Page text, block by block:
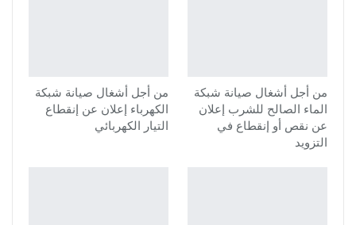
من أجل أشغال صيانة شبكة
الكهرباء إعلان عن إنقطاع
التيار الكهربائي
من أجل أشغال صيانة شبكة
الماء الصالح للشرب إعلان
عن نقص أو إنقطاع في
التزويد